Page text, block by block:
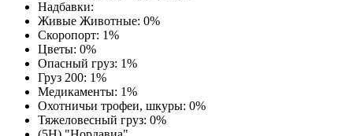
Надбавки:
Живые Животные: 0%
Скоропорт: 1%
Цветы: 0%
Опасный груз: 1%
Груз 200: 1%
Медикаменты: 1%
Охотничьи трофеи, шкуры: 0%
Тяжеловесный груз: 0%